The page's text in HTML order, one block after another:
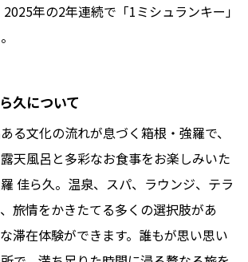
年の2年連続で「1ミシュランキー」
久について
る文化の流れが息づく箱根・強羅で、
天風呂と多彩なお食事をお楽しみいた
佳ら久。温泉、スパ、ラウンジ、テラ
旅情をかきたてる多くの選択肢があ
滞在体験ができます。誰もが思い思い